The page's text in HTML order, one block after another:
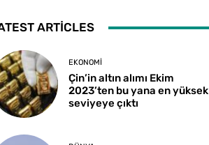
ARTICLES
EKONOMI
Çin’in altın alımı Ekim
2023’ten bu yana en yüksek
seviyeye çıktı